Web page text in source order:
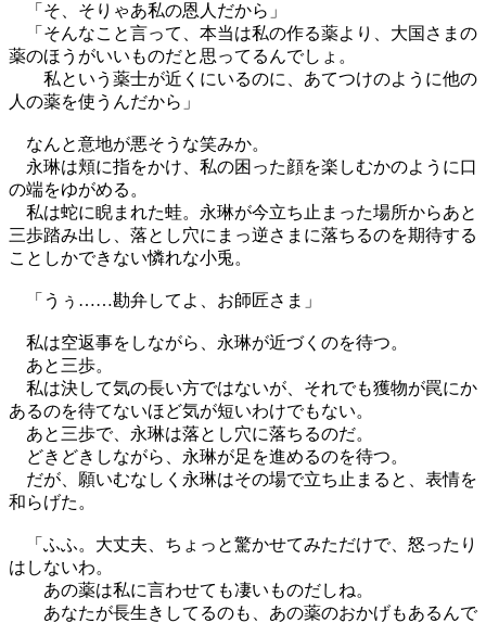
「そ、そりゃあ私の恩人だから」
「そんなこと言って、本当は私の作る薬より、大国さまの
薬のほうがいいものだと思ってるんでしょ。
私という薬士が近くにいるのに、あてつけのように他の
人の薬を使うんだから」
なんと意地が悪そうな笑みか。
永琳は頬に指をかけ、私の困った顔を楽しむかのように口
の端をゆがめる。
私は蛇に睨まれた蛙。永琳が今立ち止まった場所からあと
三歩踏み出し、落とし穴にまっ逆さまに落ちるのを期待する
ことしかできない憐れな小兎。
「うぅ……勘弁してよ、お師匠さま」
私は空返事をしながら、永琳が近づくのを待つ。
あと三歩。
私は決して気の長い方ではないが、それでも獲物が罠にか
あるのを待てないほど気が短いわけでもない。
あと三歩で、永琳は落とし穴に落ちるのだ。
どきどきしながら、永琳が足を進めるのを待つ。
だが、願いむなしく永琳はその場で立ち止まると、表情を
和らげた。
「ふふ。大丈夫、ちょっと驚かせてみただけで、怒ったり
はしないわ。
あの薬は私に言わせても凄いものだしね。
あなたが長生きしてるのも、あの薬のおかげもあるんで